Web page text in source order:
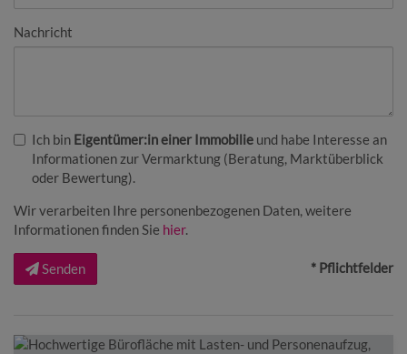
Nachricht
Ich bin Eigentümer:in einer Immobilie und habe Interesse an
Informationen zur Vermarktung (Beratung, Marktüberblick
oder Bewertung).
Wir verarbeiten Ihre personenbezogenen Daten, weitere
Informationen finden Sie hier.
Senden * Pflichtfelder